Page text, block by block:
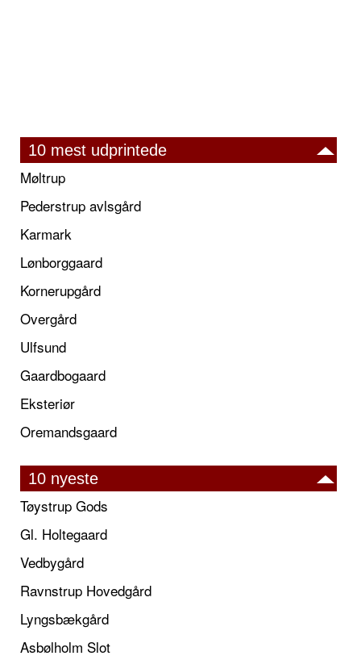
10 mest udprintede
Møltrup
Pederstrup avlsgård
Karmark
Lønborggaard
Kornerupgård
Overgård
Ulfsund
Gaardbogaard
Eksteriør
Oremandsgaard
10 nyeste
Tøystrup Gods
Gl. Holtegaard
Vedbygård
Ravnstrup Hovedgård
Lyngsbækgård
Asbølholm Slot